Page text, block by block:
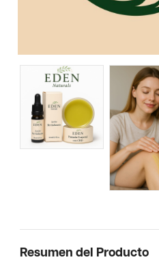
Resumen del Producto